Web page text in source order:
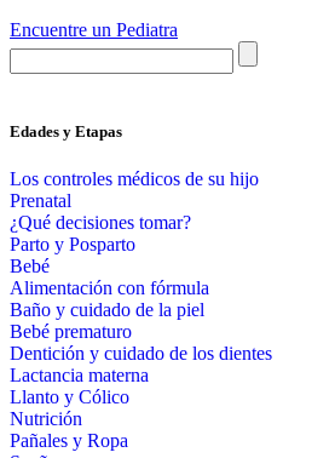
Encuentre un Pediatra
Edades y Etapas
Los controles médicos de su hijo
Prenatal
¿Qué decisiones tomar?
Parto y Posparto
Bebé
Alimentación con fórmula
Baño y cuidado de la piel
Bebé prematuro
Dentición y cuidado de los dientes
Lactancia materna
Llanto y Cólico
Nutrición
Pañales y Ropa